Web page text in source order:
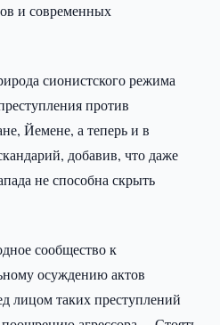
и современных
сионистского режима
против
Йемене, а теперь и в
добавив, что даже
не способна скрыть
сообщество к
осуждению актов
лицом таких преступлений